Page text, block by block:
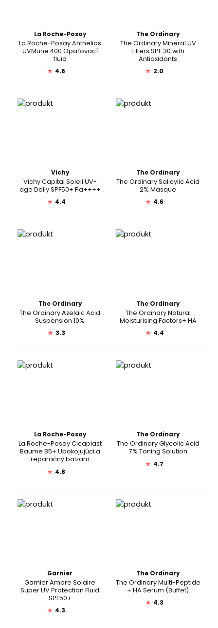
La Roche-Posay
La Roche-Posay Anthelios
UVMune 400 Opaľovací
fluid
★ 4.6
The Ordinary
The Ordinary Mineral UV
Filters SPF 30 with
Antioxidants
★ 2.0
Vichy
Vichy Capital Soleil UV-
age Daily SPF50+ Pa++++
★ 4.4
The Ordinary
The Ordinary Salicylic Acid
2% Masque
★ 4.6
The Ordinary
The Ordinary Azelaic Acid
Suspension 10%
★ 3.3
The Ordinary
The Ordinary Natural
Moisturising Factors+ HA
★ 4.4
La Roche-Posay
La Roche-Posay Cicaplast
Baume B5+ Upokojujúci a
reparačný balzam
★ 4.8
The Ordinary
The Ordinary Glycolic Acid
7% Toning Solution
★ 4.7
Garnier
Garnier Ambre Solaire
Super UV Protection Fluid
SPF50+
★ 4.3
The Ordinary
The Ordinary Multi-Peptide
+ HA Serum (Buffet)
★ 4.3